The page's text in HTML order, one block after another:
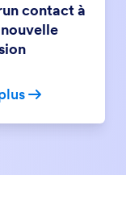
contact à